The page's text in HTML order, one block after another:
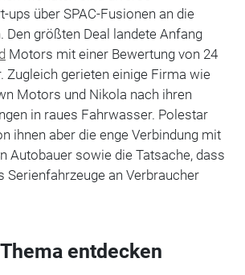
ups über SPAC-Fusionen an die
Den größten Deal landete Anfang
Motors mit einer Bewertung von 24
Zugleich gerieten einige Firma wie
Motors und Nikola nach ihren
in raues Fahrwasser. Polestar
ihnen aber die enge Verbindung mit
Autobauer sowie die Tatsache, dass
Serienfahrzeuge an Verbraucher
entdecken